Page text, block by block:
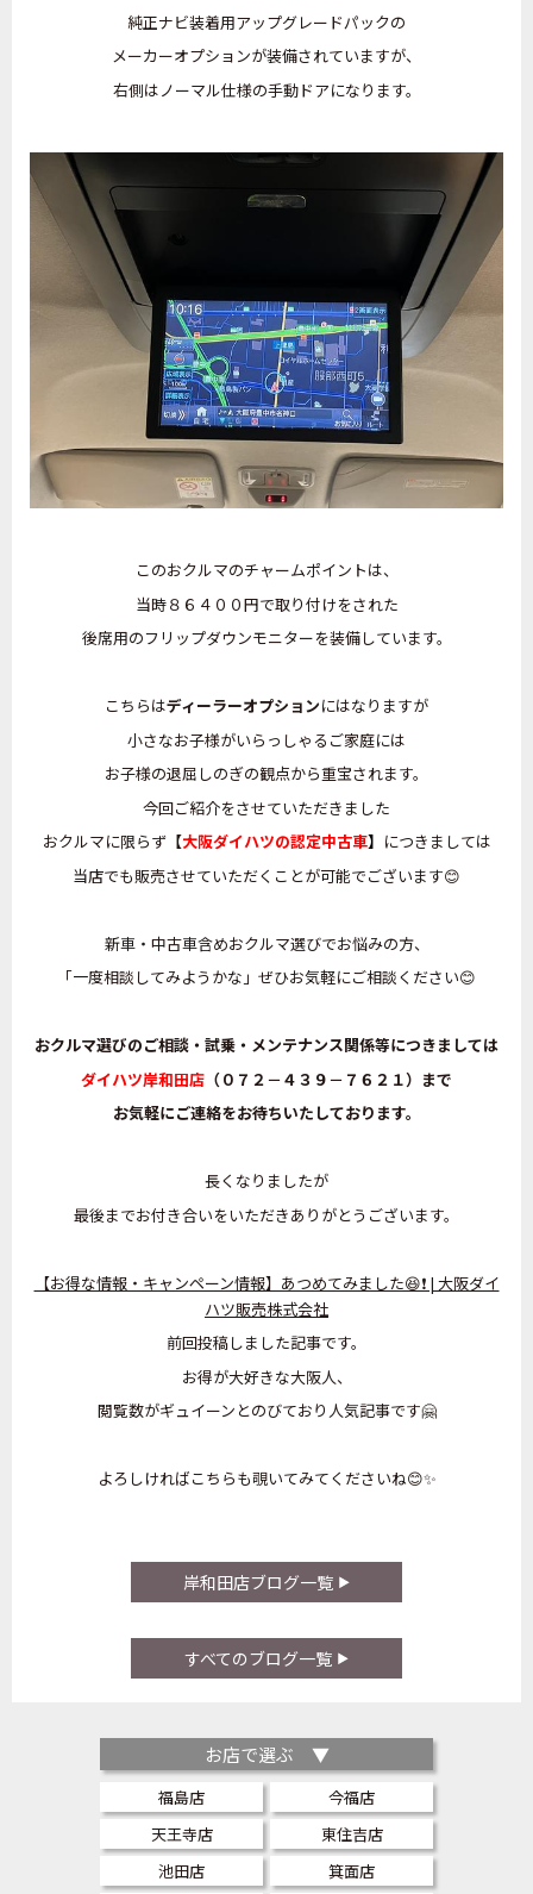
純正ナビ装着用アップグレードパックの
メーカーオプションが装備されていますが、
右側はノーマル仕様の手動ドアになります。
このおクルマのチャームポイントは、
当時８６４００円で取り付けをされた
後席用のフリップダウンモニターを装備しています。
こちらはディーラーオプションにはなりますが
小さなお子様がいらっしゃるご家庭には
お子様の退屈しのぎの観点から重宝されます。
今回ご紹介をさせていただきました
おクルマに限らず【大阪ダイハツの認定中古車】 につきましては
当店でも販売させていただくことが可能でございます😊
新車・中古車含めおクルマ選びでお悩みの方、
「一度相談してみようかな」ぜひお気軽にご相談ください😊
おクルマ選びのご相談・試乗・メンテナンス関係等につきましては
ダイハツ岸和田店 （０７２－４３９－７６２１）まで
お気軽にご連絡をお待ちいたしております。
長くなりましたが
最後までお付き合いをいただきありがとうございます。
【お得な情報・キャンペーン情報】あつめてみました😆❗ | 大阪ダイ
ハツ販売株式会社
前回投稿しました記事です。
お得が大好きな大阪人、
閲覧数がギュイーンとのびており人気記事です🤗
よろしければこちらも覗いてみてくださいね😊✨
岸和田店ブログ一覧
すべてのブログ一覧
お店で選ぶ ▼
福島店
今福店
天王寺店
東住吉店
池田店
箕面店